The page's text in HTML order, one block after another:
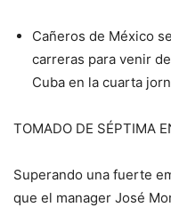
Cañeros de México
carreras para venir
Cuba en la cuarta
TOMADO DE SÉPTIMA
Superando una fuerte
que el manager José